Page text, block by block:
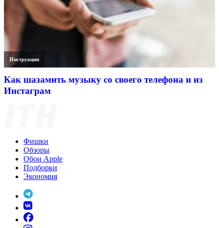
Инструкции
Как шазамить музыку со своего телефона и из
Инстаграм
Фишки
Обзоры
Обои Apple
Подборки
Экономия